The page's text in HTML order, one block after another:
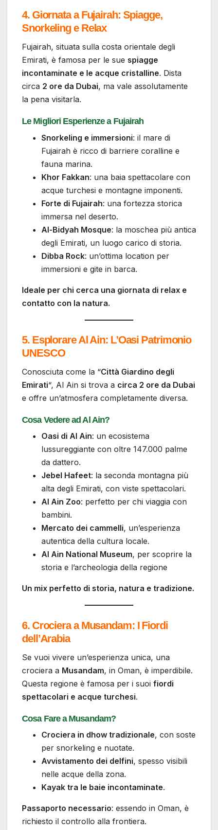
4. Giornata a Fujairah: Spiagge,
Snorkeling e Relax
Fujairah, situata sulla costa orientale degli
Emirati, è famosa per le sue spiagge
incontaminate e le acque cristalline. Dista
circa 2 ore da Dubai, ma vale assolutamente
la pena visitarla.
Le Migliori Esperienze a Fujairah
Snorkeling e immersioni: il mare di
Fujairah è ricco di barriere coralline e
fauna marina.
Khor Fakkan: una baia spettacolare con
acque turchesi e montagne imponenti.
Forte di Fujairah: una fortezza storica
immersa nel deserto.
Al-Bidyah Mosque: la moschea più antica
degli Emirati, un luogo carico di storia.
Dibba Rock: un’ottima location per
immersioni e gite in barca.
Ideale per chi cerca una giornata di relax e
contatto con la natura.
5. Esplorare Al Ain: L’Oasi Patrimonio
UNESCO
Conosciuta come la “Città Giardino degli
Emirati“, Al Ain si trova a circa 2 ore da Dubai
e offre un’atmosfera completamente diversa.
Cosa Vedere ad Al Ain?
Oasi di Al Ain: un ecosistema
lussureggiante con oltre 147.000 palme
da dattero.
Jebel Hafeet: la seconda montagna più
alta degli Emirati, con viste spettacolari.
Al Ain Zoo: perfetto per chi viaggia con
bambini.
Mercato dei cammelli, un’esperienza
autentica della cultura locale.
Al Ain National Museum, per scoprire la
storia e l’archeologia della regione
Un mix perfetto di storia, natura e tradizione.
6. Crociera a Musandam: I Fiordi
dell’Arabia
Se vuoi vivere un’esperienza unica, una
crociera a Musandam, in Oman, è imperdibile.
Questa regione è famosa per i suoi fiordi
spettacolari e acque turchesi.
Cosa Fare a Musandam?
Crociera in dhow tradizionale, con soste
per snorkeling e nuotate.
Avvistamento dei delfini, spesso visibili
nelle acque della zona.
Kayak tra le baie incontaminate.
Passaporto necessario: essendo in Oman, è
richiesto il controllo alla frontiera.